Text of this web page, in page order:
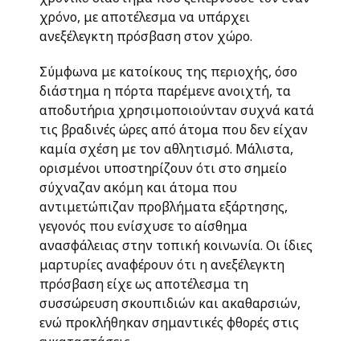
χρόνο, με αποτέλεσμα να υπάρχει
ανεξέλεγκτη πρόσβαση στον χώρο.
Σύμφωνα με κατοίκους της περιοχής, όσο
διάστημα η πόρτα παρέμενε ανοιχτή, τα
αποδυτήρια χρησιμοποιούνταν συχνά κατά
τις βραδινές ώρες από άτομα που δεν είχαν
καμία σχέση με τον αθλητισμό. Μάλιστα,
ορισμένοι υποστηρίζουν ότι στο σημείο
σύχναζαν ακόμη και άτομα που
αντιμετώπιζαν προβλήματα εξάρτησης,
γεγονός που ενίσχυσε το αίσθημα
ανασφάλειας στην τοπική κοινωνία. Οι ίδιες
μαρτυρίες αναφέρουν ότι η ανεξέλεγκτη
πρόσβαση είχε ως αποτέλεσμα τη
συσσώρευση σκουπιδιών και ακαθαρσιών,
ενώ προκλήθηκαν σημαντικές φθορές στις